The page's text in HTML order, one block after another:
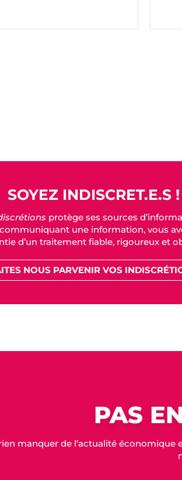
SOYEZ INDISCRET.E.S !
protège ses sources
une information, vous
d’un traitement fiable, rigoureux et
NOUS PARVENIR VOS
PAS
manquer de l’actualité économique